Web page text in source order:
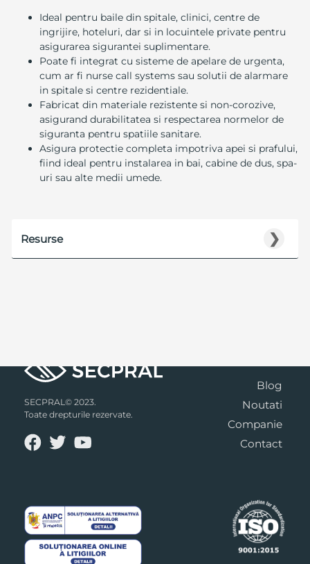
Ideal pentru baile din spitale, clinici, centre de
ingrijire, hoteluri, dar si in locuintele private pentru
asigurarea sigurantei suplimentare.
Poate fi integrat cu sisteme de apelare de urgenta,
cum ar fi nurse call systems sau solutii de alarmare
in spitale si centre rezidentiale.
Fabricat din materiale rezistente si non-corozive,
asigurand durabilitatea si respectarea normelor de
siguranta pentru spatiile sanitare.
Asigura protectie completa impotriva apei si prafului,
fiind ideal pentru instalarea in bai, cabine de dus, spa-
uri sau alte medii umede.
❯
Resurse
SECPRAL© 2023.
Toate drepturile rezervate.
Blog
Noutati
Companie
Contact